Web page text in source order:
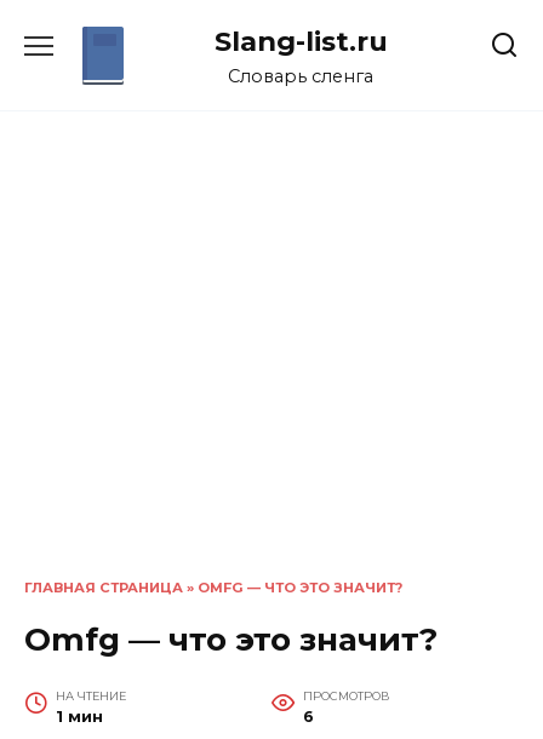
Slang-list.ru
Словарь сленга
ГЛАВНАЯ СТРАНИЦА » OMFG — ЧТО ЭТО ЗНАЧИТ?
Omfg — что это значит?
НА ЧТЕНИЕ
1 мин
ПРОСМОТРОВ
6